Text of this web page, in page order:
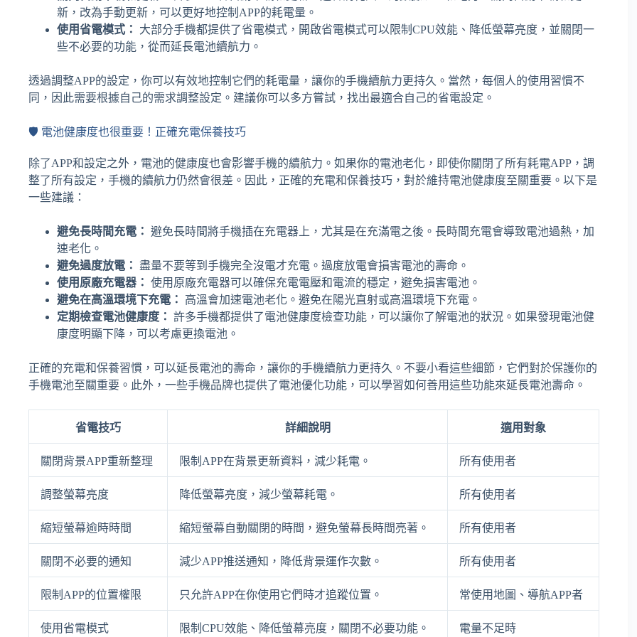
新，改為手動更新，可以更好地控制APP的耗電量。
使用省電模式：
大部分手機都提供了省電模式，開啟省電模式可以限制CPU效能、降低螢幕亮度，並關閉一
些不必要的功能，從而延長電池續航力。
透過調整APP的設定，你可以有效地控制它們的耗電量，讓你的手機續航力更持久。當然，每個人的使用習慣不
同，因此需要根據自己的需求調整設定。建議你可以多方嘗試，找出最適合自己的省電設定。
🛡️ 電池健康度也很重要！正確充電保養技巧
除了APP和設定之外，電池的健康度也會影響手機的續航力。如果你的電池老化，即使你關閉了所有耗電APP，調
整了所有設定，手機的續航力仍然會很差。因此，正確的充電和保養技巧，對於維持電池健康度至關重要。以下是
一些建議：
避免長時間充電： 避免長時間將手機插在充電器上，尤其是在充滿電之後。長時間充電會導致電池過熱，加
速老化。
避免過度放電： 盡量不要等到手機完全沒電才充電。過度放電會損害電池的壽命。
使用原廠充電器： 使用原廠充電器可以確保充電電壓和電流的穩定，避免損害電池。
避免在高溫環境下充電：
高溫會加速電池老化。避免在陽光直射或高溫環境下充電。
定期檢查電池健康度： 許多手機都提供了電池健康度檢查功能，可以讓你了解電池的狀況。如果發現電池健
康度明顯下降，可以考慮更換電池。
正確的充電和保養習慣，可以延長電池的壽命，讓你的手機續航力更持久。不要小看這些細節，它們對於保護你的
手機電池至關重要。此外，一些手機品牌也提供了電池優化功能，可以學習如何善用這些功能來延長電池壽命。
省電技巧 詳細說明 適用對象
關閉背景APP重新整理 限制APP在背景更新資料，減少耗電。 所有使用者
調整螢幕亮度 降低螢幕亮度，減少螢幕耗電。 所有使用者
縮短螢幕逾時時間 縮短螢幕自動關閉的時間，避免螢幕長時間亮著。 所有使用者
關閉不必要的通知 減少APP推送通知，降低背景運作次數。 所有使用者
限制APP的位置權限 只允許APP在你使用它們時才追蹤位置。 常使用地圖、導航APP者
使用省電模式 限制CPU效能、降低螢幕亮度，關閉不必要功能。 電量不足時